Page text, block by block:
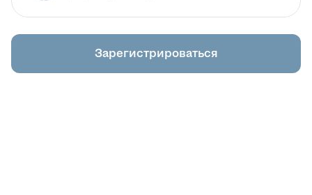
Зарегистрироваться